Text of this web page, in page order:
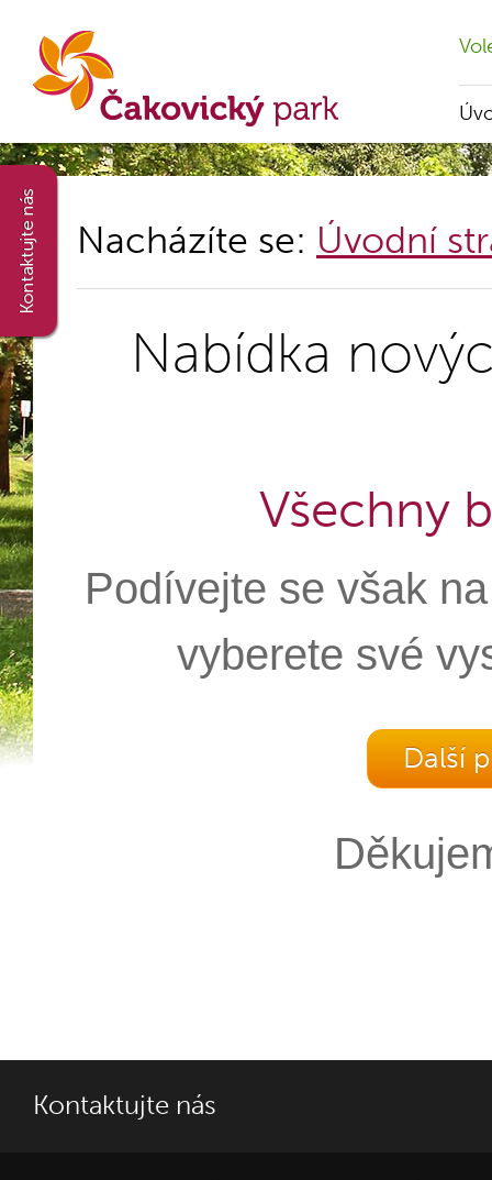
Nacházíte se: Úvodní
Nabídka
Všechny
Podívejte se však
vyberete své
Další
Kontaktujte nás